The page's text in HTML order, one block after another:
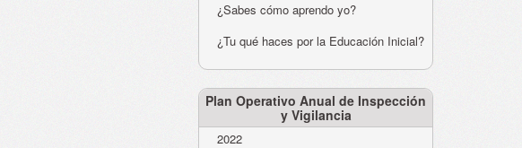
¿Sabes cómo aprendo yo?
¿Tu qué haces por la Educación Inicial?
Plan Operativo Anual de Inspección
y Vigilancia
2022